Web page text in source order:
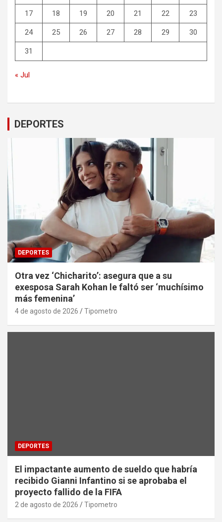
17 18 19 20 21 22 23
24 25 26 27 28 29 30
31
« Jul
DEPORTES
DEPORTES
Otra vez ‘Chicharito’: asegura que a su
exesposa Sarah Kohan le faltó ser ‘muchísimo
más femenina’
4 de agosto de 2026 Tipometro
DEPORTES
El impactante aumento de sueldo que habría
recibido Gianni Infantino si se aprobaba el
proyecto fallido de la FIFA
2 de agosto de 2026 Tipometro